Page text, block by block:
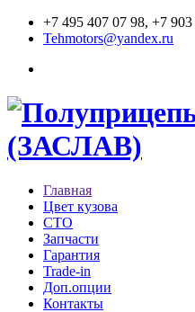
+7 495 407 07 98, +7
Tehmotors@yandex.ru
Главная
Цвет кузова
СТО
Запчасти
Гарантия
Trade-in
Доп.опции
Контакты